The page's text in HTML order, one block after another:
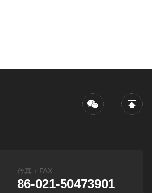
传真：FAX
86-021-50473901